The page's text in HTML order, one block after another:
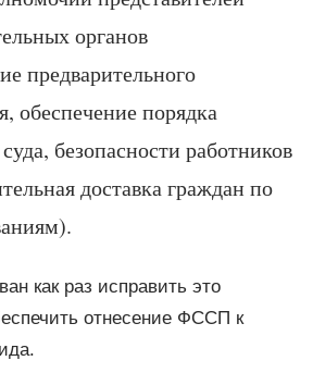
органов
предварительного
обеспечение порядка
безопасности работников
доставка граждан по
как раз исправить это
отнесение ФССП к